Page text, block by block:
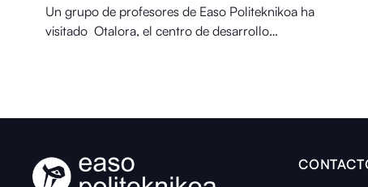
Un grupo de profesores de Easo Politeknikoa ha
visitado Otalora⁠, el centro de desarrollo…